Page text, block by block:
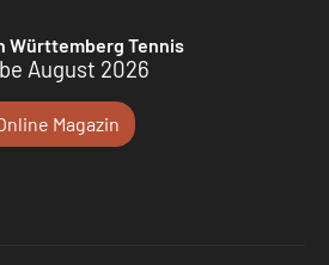
Württemberg Tennis
August 2026
Magazin